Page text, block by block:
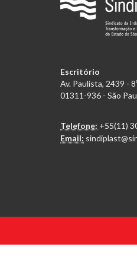
Escritório
Av. Paulista, 2439 -
01311-936 - São
Telefone: +55(11)
Email:
© 2026 Todos os